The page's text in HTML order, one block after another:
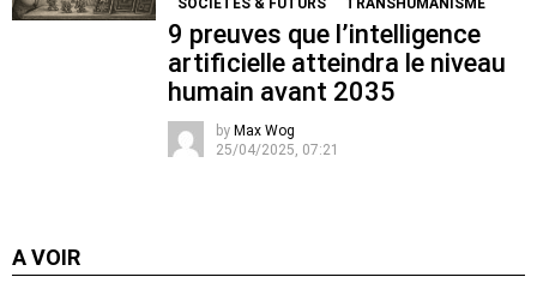
SOCIÉTÉS & FUTURS
TRANSHUMANISME
9 preuves que l’intelligence
artificielle atteindra le niveau
humain avant 2035
by Max Wog
25/04/2025, 07:21
A VOIR